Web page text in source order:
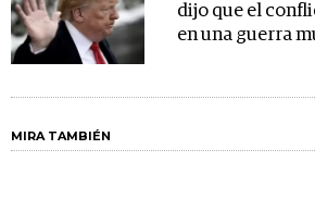
dijo que el
en una guerra
MIRA TAMBIÉN